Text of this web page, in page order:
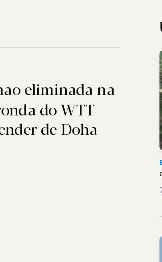
eliminada na
do WTT
de Doha